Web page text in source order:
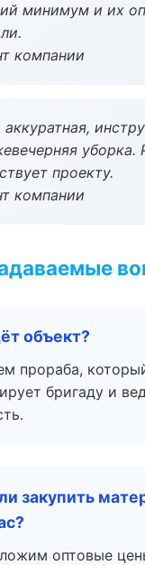
минимум и их
компании
уборка.
проекту.
компании
объект?
прораба,
бригаду и
закупить
оптовые